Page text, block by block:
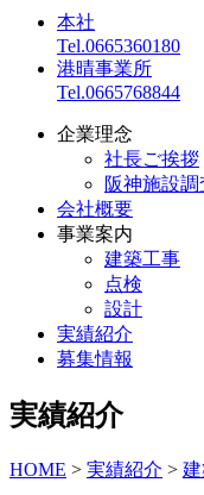
本社
Tel.0665360180
港晴事業所
Tel.0665768844
企業理念
社長ご挨拶
阪神施設
会社概要
事業案内
建築工事
点検
設計
実績紹介
募集情報
実績紹介
HOME > 実績紹介 >